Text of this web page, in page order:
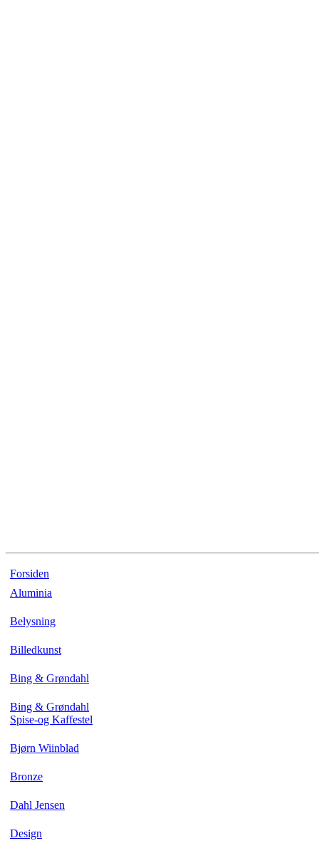
Forsiden
Aluminia
Belysning
Billedkunst
Bing & Grøndahl
Bing & Grøndahl
Spise-og Kaffestel
Bjørn Wiinblad
Bronze
Dahl Jensen
Design